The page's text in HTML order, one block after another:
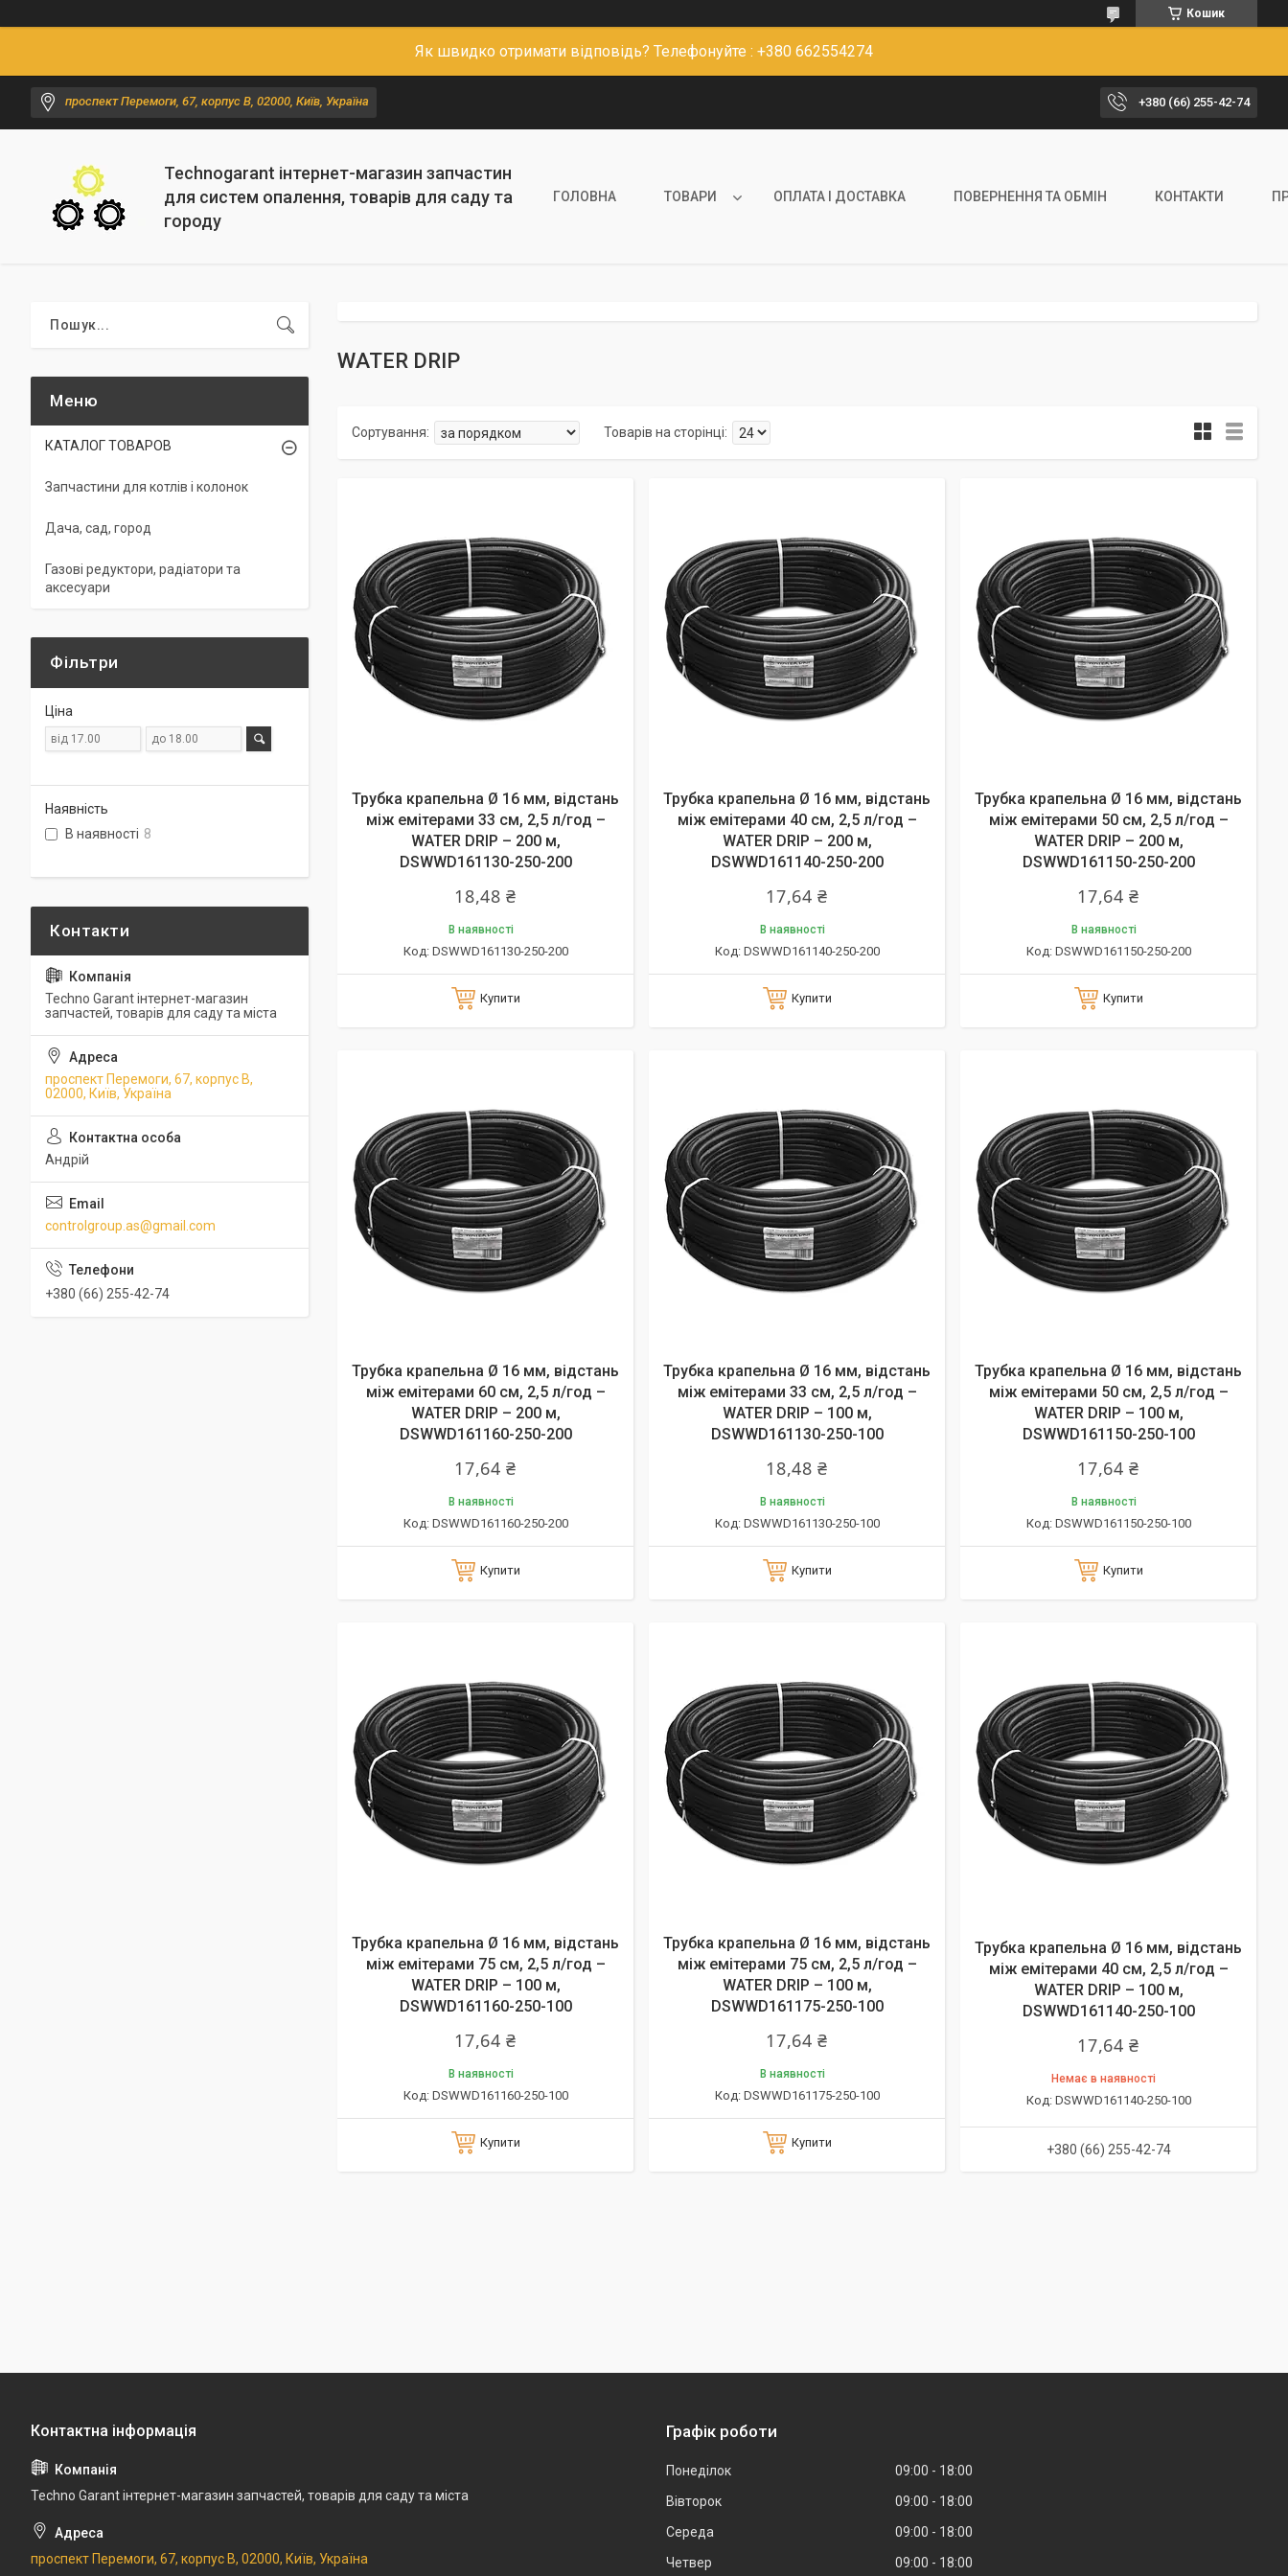
Кошик
Як швидко отримати відповідь? Телефонуйте : +380 662554274
проспект Перемоги, 67, корпус В, 02000, Київ, Україна +380 (66) 255-42-74
Technogarant інтернет-магазин запчастин
для систем опалення, товарів для саду та
городу
ГОЛОВНА ТОВАРИ ОПЛАТА І ДОСТАВКА ПОВЕРНЕННЯ ТА ОБМІН КОНТАКТИ
WATER DRIP
Трубка крапельна Ø 16 мм, відстань
між емітерами 33 см, 2,5 л/год –
WATER DRIP – 200 м,
DSWWD161130-250-200
18,48 ₴
В наявності
DSWWD161130-250-200
Купити
Трубка крапельна Ø 16 мм, відстань
між емітерами 40 см, 2,5 л/год –
WATER DRIP – 200 м,
DSWWD161140-250-200
17,64 ₴
В наявності
DSWWD161140-250-200
Купити
Трубка крапельна Ø 16 мм, відстань
між емітерами 50 см, 2,5 л/год –
WATER DRIP – 200 м,
DSWWD161150-250-200
17,64 ₴
В наявності
DSWWD161150-250-200
Купити
Трубка крапельна Ø 16 мм, відстань
між емітерами 60 см, 2,5 л/год –
WATER DRIP – 200 м,
DSWWD161160-250-200
17,64 ₴
В наявності
DSWWD161160-250-200
Купити
Трубка крапельна Ø 16 мм, відстань
між емітерами 33 см, 2,5 л/год –
WATER DRIP – 100 м,
DSWWD161130-250-100
18,48 ₴
В наявності
DSWWD161130-250-100
Купити
Трубка крапельна Ø 16 мм, відстань
між емітерами 50 см, 2,5 л/год –
WATER DRIP – 100 м,
DSWWD161150-250-100
17,64 ₴
В наявності
DSWWD161150-250-100
Купити
Трубка крапельна Ø 16 мм, відстань
між емітерами 75 см, 2,5 л/год –
WATER DRIP – 100 м,
DSWWD161160-250-100
17,64 ₴
В наявності
DSWWD161160-250-100
Купити
Трубка крапельна Ø 16 мм, відстань
між емітерами 75 см, 2,5 л/год –
WATER DRIP – 100 м,
DSWWD161175-250-100
17,64 ₴
В наявності
DSWWD161175-250-100
Купити
Трубка крапельна Ø 16 мм, відстань
між емітерами 40 см, 2,5 л/год –
WATER DRIP – 100 м,
DSWWD161140-250-100
17,64 ₴
Немає в наявності
DSWWD161140-250-100
+380 (66) 255-42-74
КАТАЛОГ ТОВАРОВ
Запчастини для котлів і колонок
Дача, сад, город
Газові редуктори, радіатори та
аксесуари
Фільтри
Ціна
Наявність
В наявності 8
Techno Garant інтернет-магазин
запчастей, товарів для саду та міста
проспект Перемоги, 67, корпус В,
02000, Київ, Україна
Андрій
controlgroup.as@gmail.com
+380 (66) 255-42-74
Techno Garant інтернет-магазин запчастей, товарів для саду та міста
проспект Перемоги, 67, корпус В, 02000, Київ, Україна
Графік роботи
Понеділок 09:00
18:00
Вівторок
09:00
18:00
Середа
09:00
18:00
Четвер
09:00 18:00